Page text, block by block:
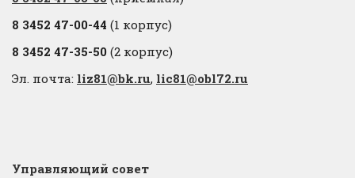
8 3452 47-00-44 (1 корпус)
8 3452 47-35-50 (2 корпус)
Эл. почта: liz81@bk.ru, lic81@obl72.ru
Управляющий совет